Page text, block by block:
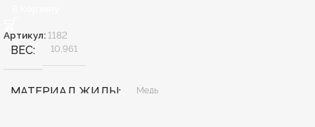
Артикул: 1182
ВЕС 10,961
МАТЕРИАЛ ЖИЛЫ Медь